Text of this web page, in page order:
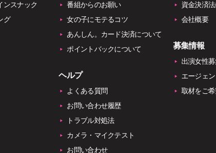
ンスナック
グ
番組からのお願い
女の子にモテるコツ
あんしん。カード決済について
ポイントバックについて
ヘルプ
よくある質問
お問い合わせ履歴
トラブル対処法
カメラ・マイクテスト
お問い合わせ
資金決済
会社概要
募集情報
出演女性
エージェ
取材をご